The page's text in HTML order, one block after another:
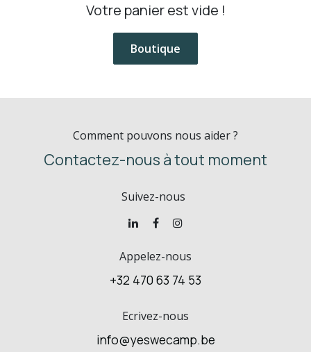
Votre panier est vide !
Boutique
Comment pouvons nous aider ?
Contactez-nous à tout moment
Suivez-nous
Appelez-nous
+32 470 63 74 53
Ecrivez-nous
info@yeswecamp.be